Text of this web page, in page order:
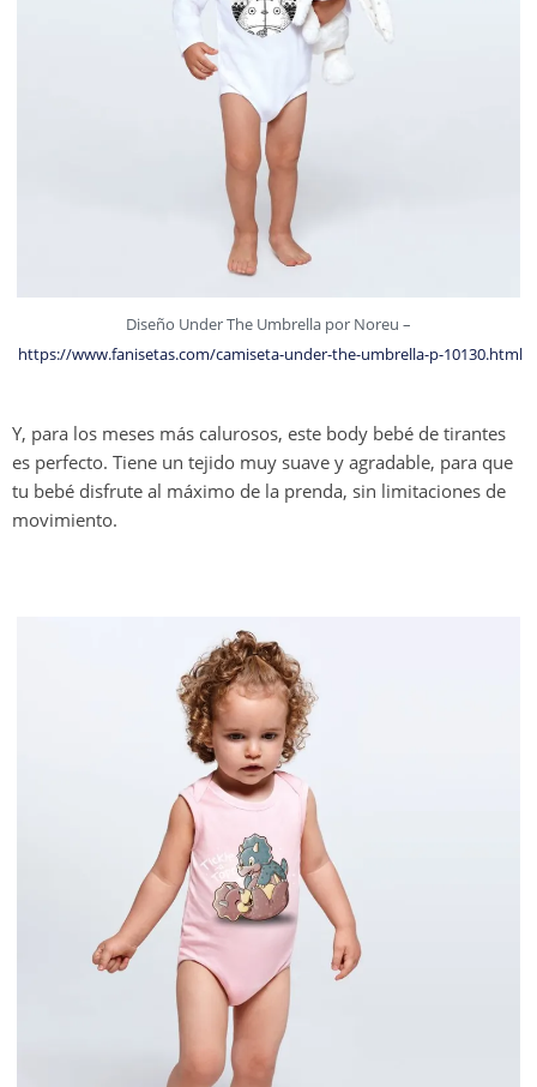
Diseño Under The Umbrella por Noreu –
https://www.fanisetas.com/camiseta-under-the-umbrella-p-10130.html
Y, para los meses más calurosos, este body bebé de tirantes
es perfecto. Tiene un tejido muy suave y agradable, para que
tu bebé disfrute al máximo de la prenda, sin limitaciones de
movimiento.